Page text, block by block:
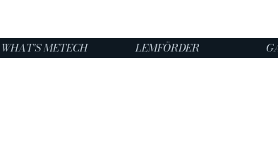
WHAT'S METECH LEMFÖRDER